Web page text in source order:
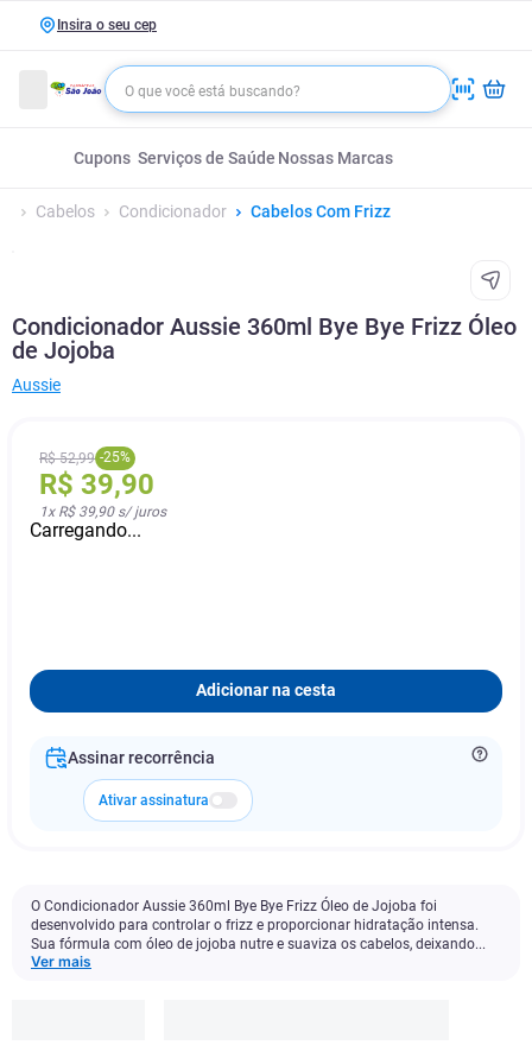
Insira o seu cep
Cupons Serviços de Saúde Nossas Marcas
Cabelos Condicionador Cabelos Com Frizz
Condicionador Aussie 360ml Bye Bye Frizz Óleo
de Jojoba
Aussie
R$ 52,99 -25%
R$ 39,90
1x R$ 39,90s/ juros
Carregando...
Adicionar na cesta
Assinar recorrência
Ativar assinatura
O Condicionador Aussie 360ml Bye Bye Frizz Óleo de Jojoba foi
desenvolvido para controlar o frizz e proporcionar hidratação intensa.
Sua fórmula com óleo de jojoba nutre e suaviza os cabelos, deixando...
Ver mais